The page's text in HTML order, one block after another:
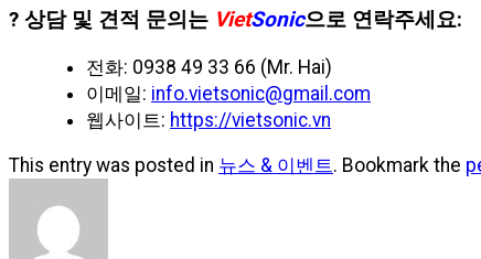
? 상담 및 견적 문의는 VietSonic으로 연락주세요:
전화: 0938 49 33 66 (Mr. Hai)
이메일: info.vietsonic@gmail.com
웹사이트: https://vietsonic.vn
This entry was posted in 뉴스 & 이벤트. Bookmark the